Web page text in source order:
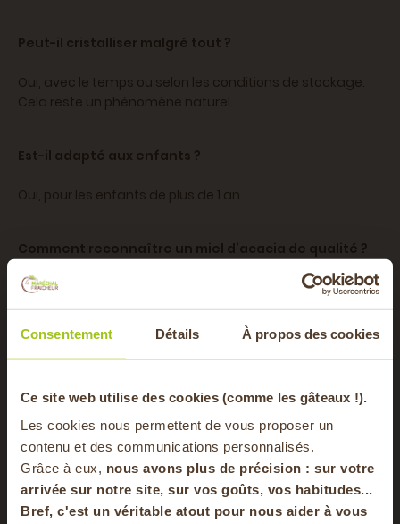
Consentement Détails À propos des cookies
Ce site web utilise des cookies (comme les gâteaux !).
Les cookies nous permettent de vous proposer un
contenu et des communications personnalisés.
Grâce à eux, nous avons plus de précision : sur votre
arrivée sur notre site, sur vos goûts, vos habitudes...
Bref, c'est un véritable atout pour nous aider à vous
Peut-il cristalliser malgré tout ?
Oui, avec le temps ou selon les conditions de stockage.
Cela reste un phénomène naturel.
Est-il adapté aux enfants ?
Oui, pour les enfants de plus de 1 an.
Comment reconnaître un miel d’acacia de qualité ?
Il est clair, fluide et présente une saveur douce sans
amertume.
Poids du produit
500 gr
Provenance du
produit
Emballage Bocal en verre
-20% offerts sur
votre panier
en vous inscrivant à notre newsletter